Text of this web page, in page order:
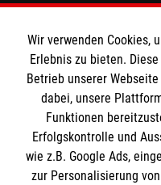
Angebote und
Unsere Kurse
Mitwirken
Ansprechpartner
Standorte
Informationen
Kontakt
Impressum
Datenschutz
Malteser online
Wir verwenden Cookies,
Erlebnis zu bieten.
Betrieb unserer
dabei, unsere
Funktionen
Erfolgskontrolle und
wie z.B. Google Ads,
zur Personalisierung